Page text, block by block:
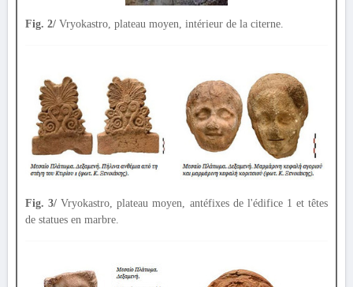
Fig. 2/ Vryokastro, plateau moyen, intérieur de la citerne.
Fig. 3/ Vryokastro, plateau moyen, antéfixes de l'édifice 1 et têtes
de statues en marbre.